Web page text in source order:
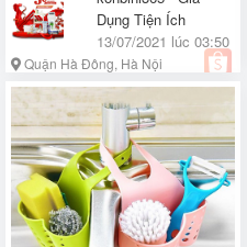
Dụng Tiện Ích
13/07/2021 lúc 03:50
Quận Hà Đông, Hà Nội